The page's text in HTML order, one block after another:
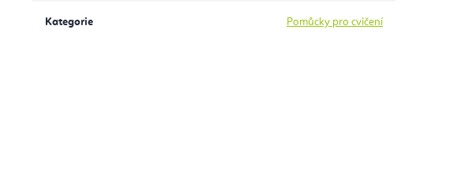
Kategorie Pomůcky pro cvičení